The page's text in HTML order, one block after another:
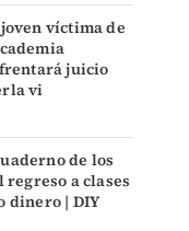
víctima de
juicio
vi
de los
regreso a clases
dinero | DIY